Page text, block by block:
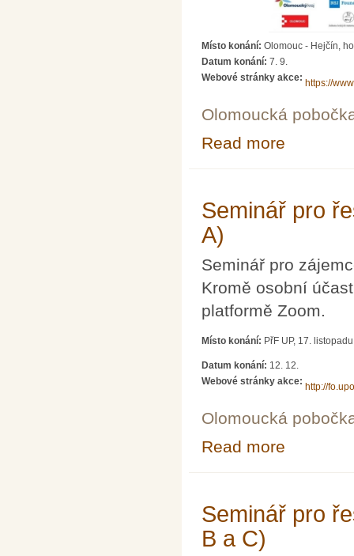
Místo konání: Olomouc - Hejčín,
Datum konání: 7. 9.
Webové stránky akce:
https://
Olomoucká
Read more
Seminář pro
A)
Seminář pro
Kromě osobní
platformě Zoom.
Místo konání: PřF UP, 17.
Datum konání: 12. 12.
Webové stránky akce:
http://
Olomoucká
Read more
Seminář pro
B a C)